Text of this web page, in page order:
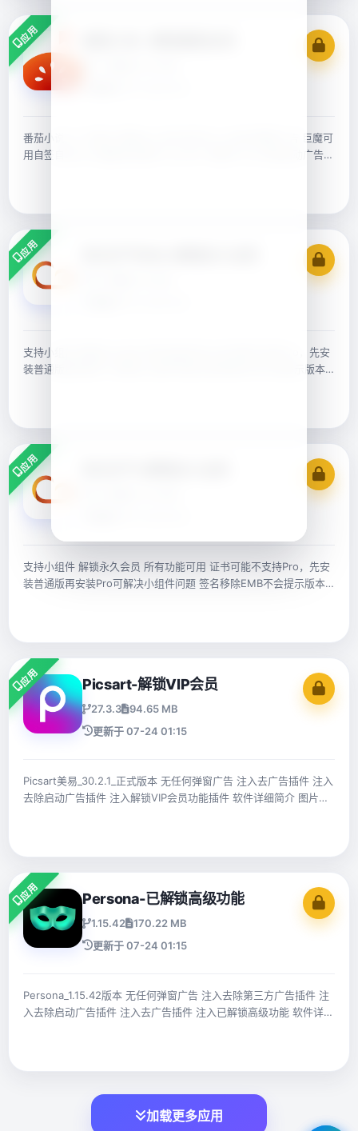
应用
番茄小说_7.2.7版本 官替Max 官方多开Plus 无任何弹窗广告 巨魔可
用自签自测 注入番茄会员插件 注入去广告插件 注入去除启动广告插
应用
支持小组件 解锁永久会员 所有功能可用 证书可能不支持Pro，先安
装普通版再安装Pro可解决小组件问题 签名移除EMB不会提示版本
应用
支持小组件 解锁永久会员 所有功能可用 证书可能不支持Pro，先安
装普通版再安装Pro可解决小组件问题 签名移除EMB不会提示版本
应用 Picsart-解锁VIP会员
27.3.3
94.65 MB
更新于 07-24 01:15
Picsart美易_30.2.1_正式版本 无任何弹窗广告 注入去广告插件 注入
去除启动广告插件 注入解锁VIP会员功能插件 软件详细简介 图片视
应用 Persona-已解锁高级功能
1.15.42
170.22 MB
更新于 07-24 01:15
Persona_1.15.42版本 无任何弹窗广告 注入去除第三方广告插件 注
入去除启动广告插件 注入去广告插件 注入已解锁高级功能 软件详细
加载更多应用